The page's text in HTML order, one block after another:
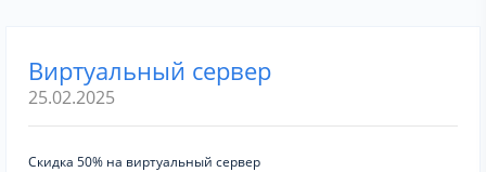
Виртуальный сервер
25.02.2025
Скидка 50% на виртуальный сервер